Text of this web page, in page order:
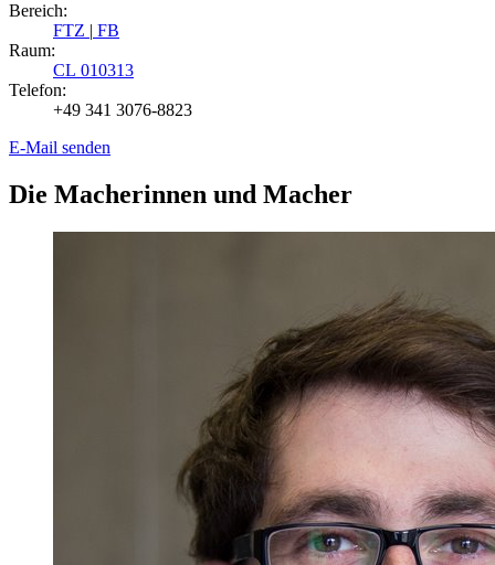
Bereich:
FTZ | FB
Raum:
CL 010313
Telefon:
+49 341 3076-8823
E-Mail senden
Die Macherinnen und Macher